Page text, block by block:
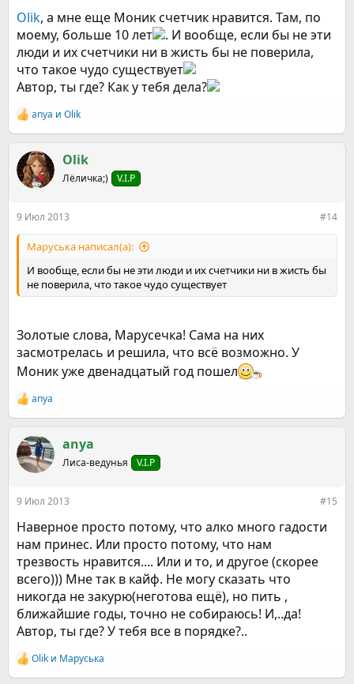
Olik, а мне еще Моник счетчик нравится. Там, по
моему, больше 10 лет
. И вообще, если бы не эти
люди и их счетчики ни в жисть бы не поверила,
что такое чудо существует
Автор, ты где? Как у тебя дела?
Р
е
к
ц
и
anya и Olik
Olik
Лёличка;) V.I.P
9 Июл 2013 #14
Маруська написал(а):
И вообще, если бы не эти люди и их счетчики ни в жисть бы
не поверила, что такое чудо существует
Золотые слова, Марусечка! Сама на них
засмотрелась и решила, что всё возможно. У
Моник уже двенадцатый год пошел
Р
е
к
ц
и
anya
anya
Лиса-ведунья V.I.P
9 Июл 2013 #15
Наверное просто потому, что алко много гадости
нам принес. Или просто потому, что нам
трезвость нравится.... Или и то, и другое (скорее
всего))) Мне так в кайф. Не могу сказать что
никогда не закурю(неготова ещё), но пить ,
ближайшие годы, точно не собираюсь! И,..да!
Автор, ты где? У тебя все в порядке?..
Р
е
Olik и Маруська